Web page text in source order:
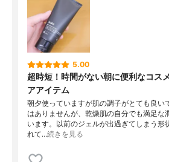
5.00
超時短！時間がない朝に便利なコス
アアイテム
朝夕使っていますが肌の調子がとても良い
はありませんが、乾燥肌の自分でも満足な
います。以前のジェルが出過ぎてしまう形
れて…続きを見る